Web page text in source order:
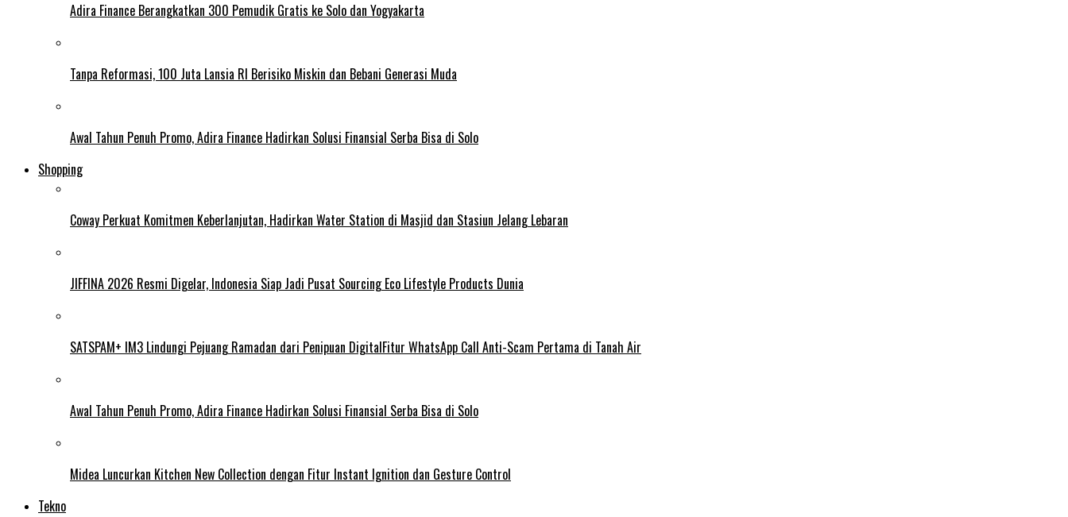
Adira Finance Berangkatkan 300 Pemudik Gratis ke Solo dan Yogyakarta
Tanpa Reformasi, 100 Juta Lansia RI Berisiko Miskin dan Bebani Generasi Muda
Awal Tahun Penuh Promo, Adira Finance Hadirkan Solusi Finansial Serba Bisa di Solo
Shopping
Coway Perkuat Komitmen Keberlanjutan, Hadirkan Water Station di Masjid dan Stasiun Jelang Lebaran
JIFFINA 2026 Resmi Digelar, Indonesia Siap Jadi Pusat Sourcing Eco Lifestyle Products Dunia
SATSPAM+ IM3 Lindungi Pejuang Ramadan dari Penipuan DigitalFitur WhatsApp Call Anti-Scam Pertama di Tanah Air
Awal Tahun Penuh Promo, Adira Finance Hadirkan Solusi Finansial Serba Bisa di Solo
Midea Luncurkan Kitchen New Collection dengan Fitur Instant Ignition dan Gesture Control
Tekno